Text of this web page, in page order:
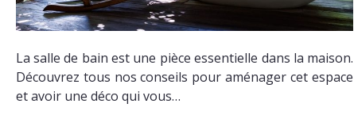
La salle de bain est une pièce essentielle dans la maison.
Découvrez tous nos conseils pour aménager cet espace
et avoir une déco qui vous…